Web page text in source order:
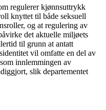
regulerer kjønnsuttrykk
knyttet til både seksuell
og at regulering av
det aktuelle miljøets
til grunn at antatt
vil omfatte en del av
innlemmingen av
slik departementet